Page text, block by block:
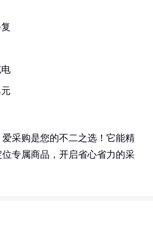
采购是您的不二之选！它能精
专属商品，开启省心省力的采